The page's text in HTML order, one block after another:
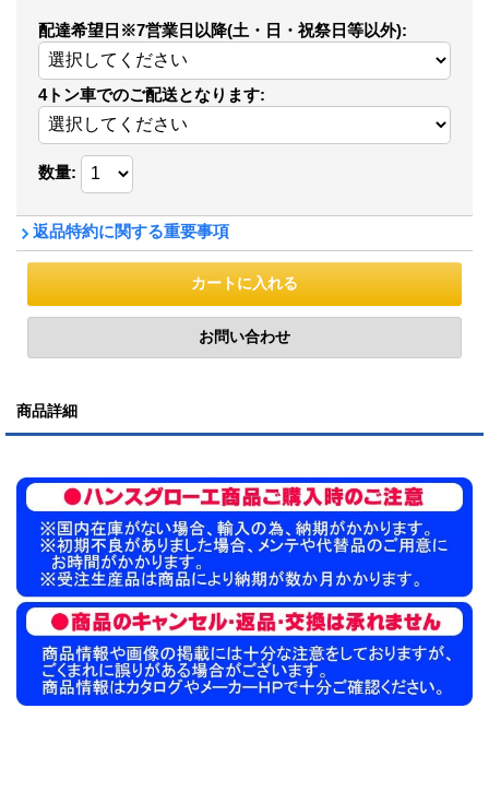
配達希望日※7営業日以降(土・日・祝祭日等以外):
4トン車でのご配送となります:
数量:
返品特約に関する重要事項
商品詳細